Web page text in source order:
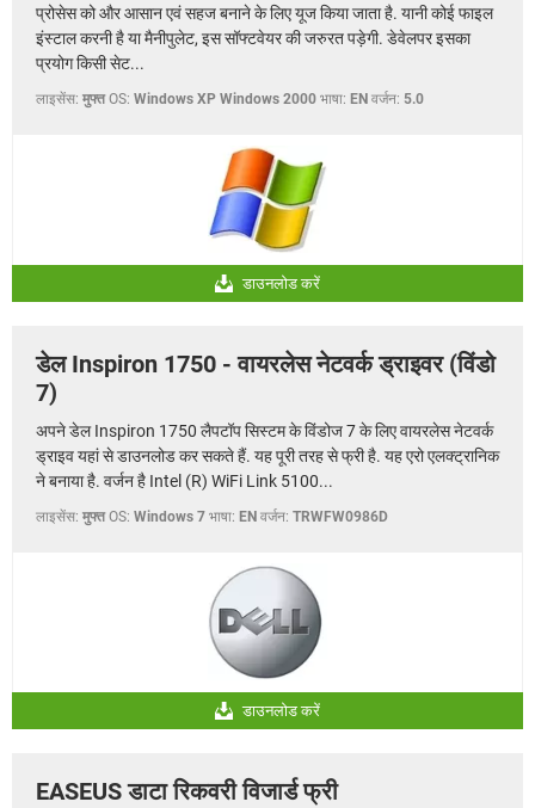
प्रोसेस को और आसान एवं सहज बनाने के लिए यूज किया जाता है. यानी कोई फाइल
इंस्टाल करनी है या मैनीपुलेट, इस सॉफ्टवेयर की जरुरत पड़ेगी. डेवेलपर इसका
प्रयोग किसी सेट...
लाइसेंस: मुफ्त OS: Windows XP Windows 2000 भाषा: EN वर्जन: 5.0
डाउनलोड करें
डेल Inspiron 1750 - वायरलेस नेटवर्क ड्राइवर (विंडो
7)
अपने डेल Inspiron 1750 लैपटॉप सिस्टम के विंडोज 7 के लिए वायरलेस नेटवर्क
ड्राइव यहां से डाउनलोड कर सकते हैं. यह पूरी तरह से फ्री है. यह एरो एलक्ट्रानिक
ने बनाया है. वर्जन है Intel (R) WiFi Link 5100...
लाइसेंस: मुफ्त OS: Windows 7 भाषा: EN वर्जन: TRWFW0986D
डाउनलोड करें
EASEUS डाटा रिकवरी विजार्ड फ्री